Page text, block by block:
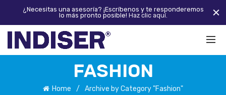
FASHION
Home Archive by Category "Fashion"
¿Necesitas una asesoría? ¡Escríbenos y te responderemos
lo más pronto posible! Haz clic aquí.